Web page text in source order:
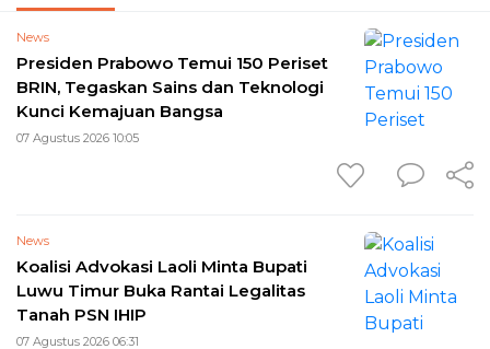
News
Presiden Prabowo Temui 150 Periset
BRIN, Tegaskan Sains dan Teknologi
Kunci Kemajuan Bangsa
07 Agustus 2026 10:05
News
Koalisi Advokasi Laoli Minta Bupati
Luwu Timur Buka Rantai Legalitas
Tanah PSN IHIP
07 Agustus 2026 06:31